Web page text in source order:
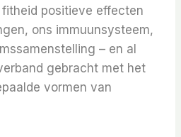
positieve effecten
ons immuunsysteem,
– en al
gebracht met het
vormen van